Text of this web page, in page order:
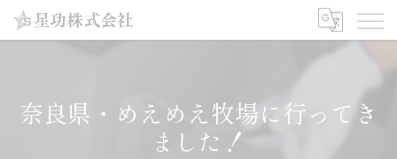
奈良県・めえめえ牧場に行ってき
ました！